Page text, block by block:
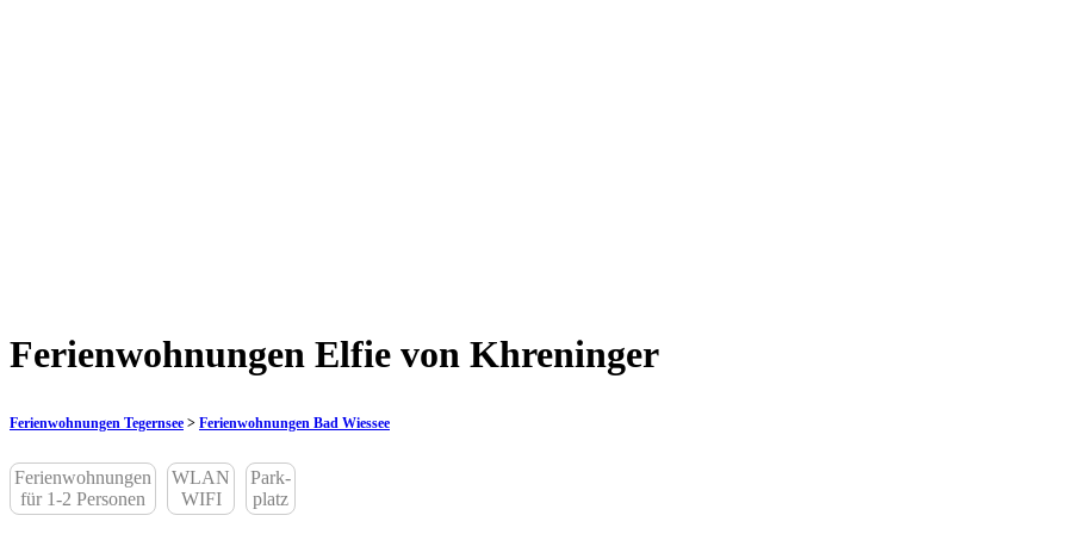
Ferienwohnungen Elfie von Khreninger
Ferienwohnungen Tegernsee > Ferienwohnungen Bad Wiessee
Ferienwohnungen
für 1-2 Personen
WLAN
WIFI
Park-
platz